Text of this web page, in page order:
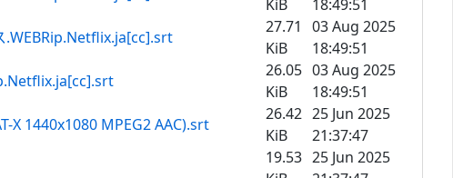
KiB
18:49:51
.WEBRip.Netflix.ja[cc].srt
27.71
KiB
03 Aug 2025
18:49:51
26.05
KiB
03 Aug 2025
18:49:51
1440x1080 MPEG2 AAC).srt
26.42
KiB
25 Jun 2025
21:37:47
19.53 25 Jun 2025